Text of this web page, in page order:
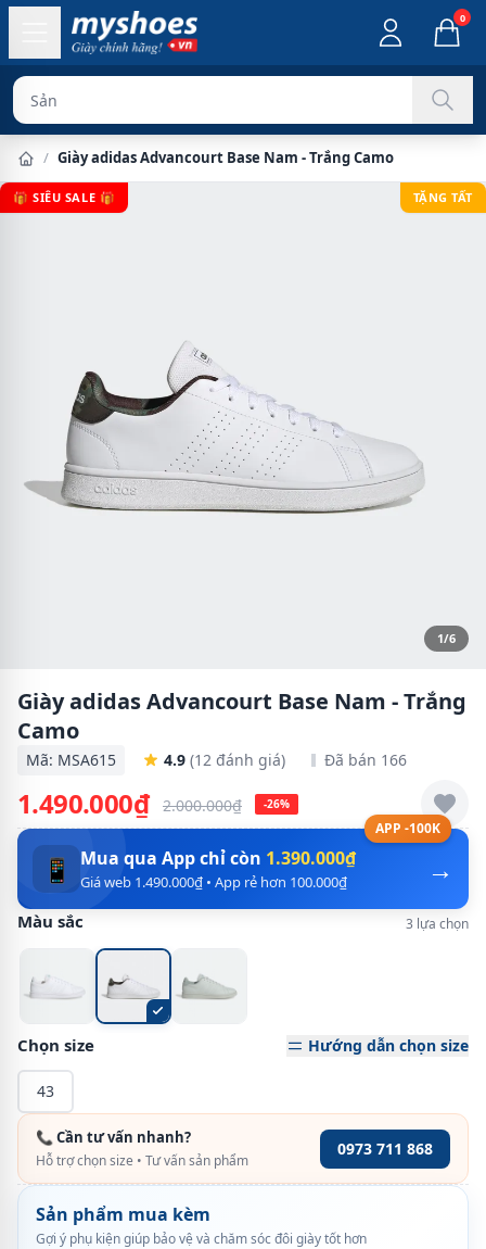
0
Sản phẩm chín
/ Giày adidas Advancourt Base Nam - Trắng Camo
🎁 SIÊU SALE 🎁 TẶNG TẤT
1/6
Giày adidas Advancourt Base Nam - Trắng
Camo
Mã: MSA615 4.9 (12 đánh giá) Đã bán 166
1.490.000₫ 2.000.000₫ -26%
APP -100K
→
📱 Mua qua App chỉ còn 1.390.000₫
Giá web 1.490.000₫ • App rẻ hơn 100.000₫
Màu sắc 3 lựa chọn
Chọn size Hướng dẫn chọn size
43
📞 Cần tư vấn nhanh?
Hỗ trợ chọn size • Tư vấn sản phẩm
0973 711 868
Sản phẩm mua kèm
Gợi ý phụ kiện giúp bảo vệ và chăm sóc đôi giày tốt hơn